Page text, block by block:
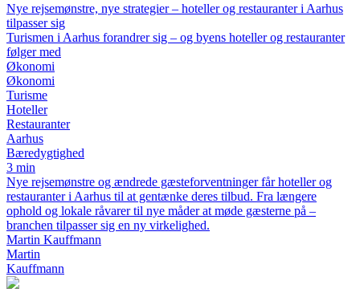
Nye rejsemønstre, nye strategier – hoteller og restauranter i Aarhus
tilpasser sig
Turismen i Aarhus forandrer sig – og byens hoteller og restauranter
følger med
Økonomi
Økonomi
Turisme
Hoteller
Restauranter
Aarhus
Bæredygtighed
3 min
Nye rejsemønstre og ændrede gæsteforventninger får hoteller og
restauranter i Aarhus til at gentænke deres tilbud. Fra længere
ophold og lokale råvarer til nye måder at møde gæsterne på –
branchen tilpasser sig en ny virkelighed.
Martin Kauffmann
Martin
Kauffmann